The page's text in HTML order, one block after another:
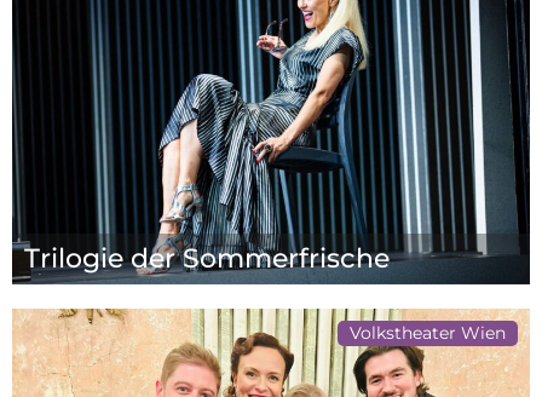
Trilogie der Sommerfrische
Volkstheater Wien